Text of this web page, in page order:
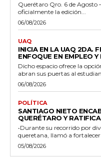
Querétaro Qro. 6 de Agosto
oficialmente la edición...
06/08/2026
UAQ
INICIA EN LA UAQ 2DA.
ENFOQUE EN EMPLEO
Dicho espacio ofrece la
abran sus puertas al
06/08/2026
POLÍTICA
SANTIAGO NIETO
QUERÉTARO Y
•Durante su recorrido por
queretana, llamó a fortalecer
05/08/2026